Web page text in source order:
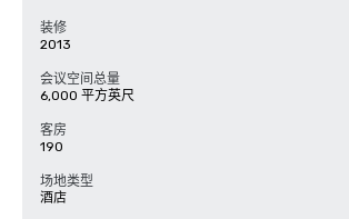
装修
2013
会议空间总量
6,000 平方英尺
客房
190
场地类型
酒店